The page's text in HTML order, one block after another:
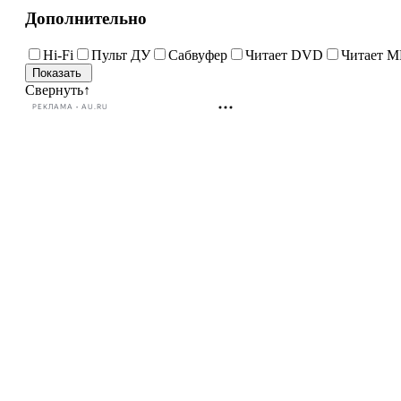
Дополнительно
Hi-Fi Пульт ДУ Сабвуфер Читает DVD Читает
Свернуть↑
РЕКЛАМА • AU.RU